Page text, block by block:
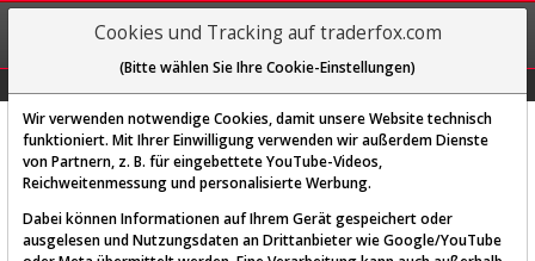
REGIS-
TRIEREN
Diese Funktion ist nur für
Cookies und Tracking auf traderfox.com
(Bitte wählen Sie Ihre Cookie-Einstellungen)
Wir verwenden notwendige Cookies, damit unsere Website technisch
funktioniert. Mit Ihrer Einwilligung verwenden wir außerdem Dienste
von Partnern, z. B. für eingebettete YouTube-Videos,
Reichweitenmessung und personalisierte Werbung.
Dabei können Informationen auf Ihrem Gerät gespeichert oder
ausgelesen und Nutzungsdaten an Drittanbieter wie Google/YouTube